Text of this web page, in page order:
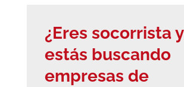
¿Eres socorrista y
estás buscando
empresas de